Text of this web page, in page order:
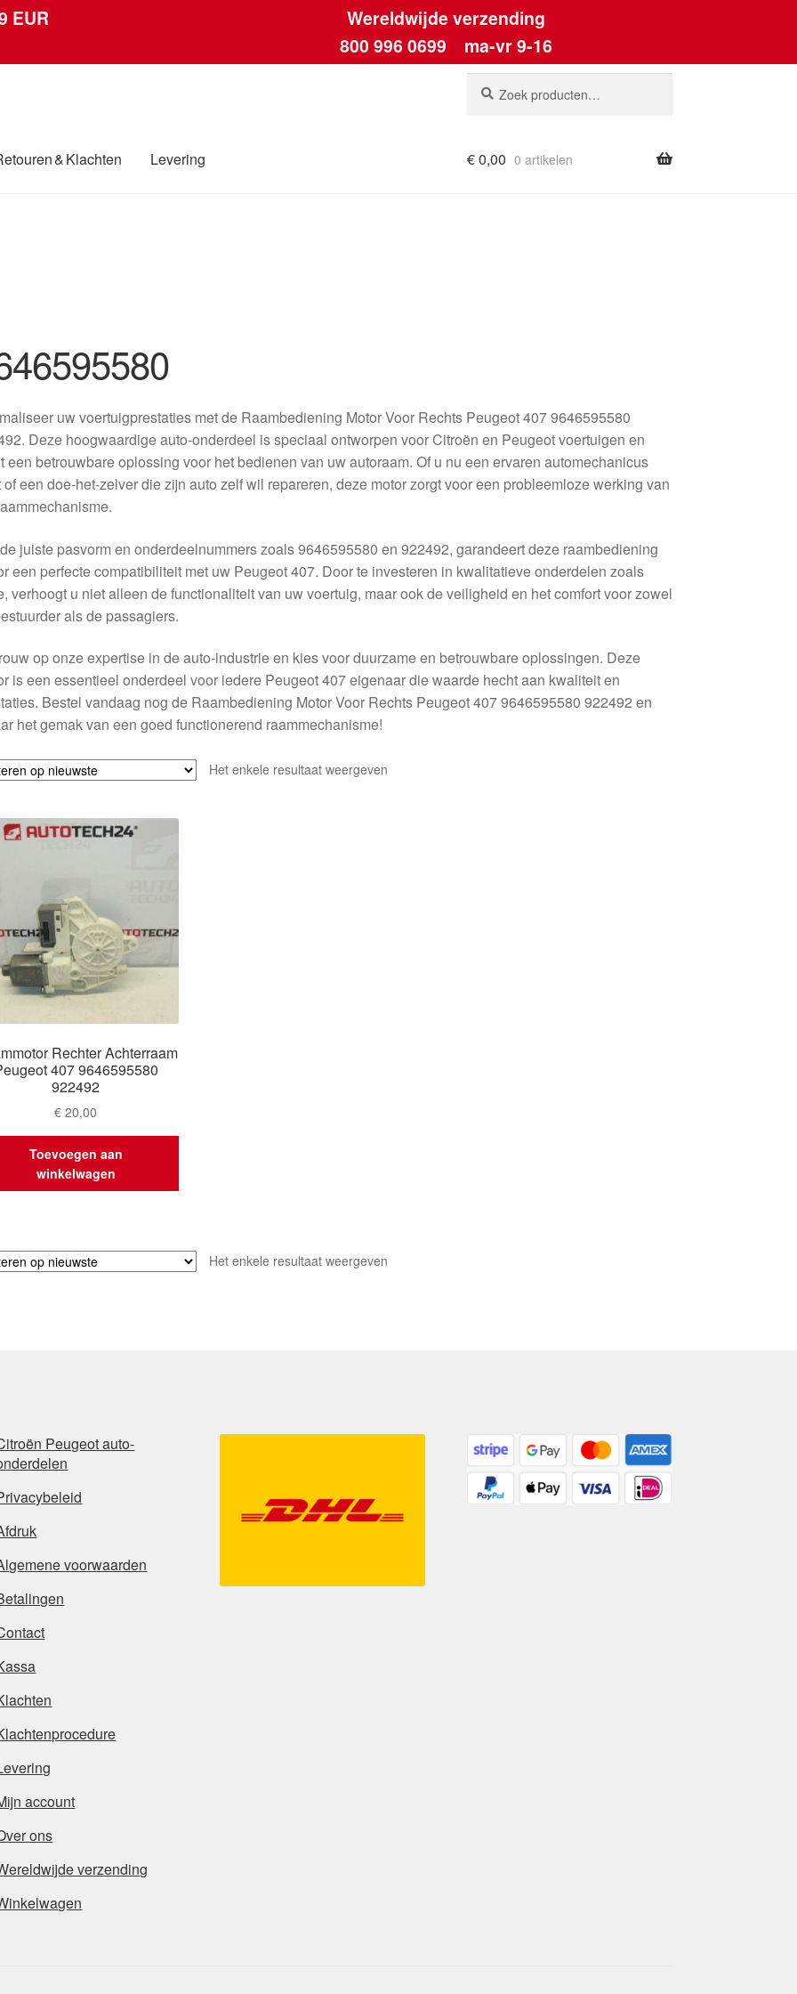
EUR
Wereldwijde verzending
800 996 0699 ma-vr 9-16
naar:
& Klachten Levering €0,00 0 artikelen
uw voertuigprestaties met de Raambediening Motor Voor Rechts Peugeot 407 9646595580
Deze hoogwaardige auto-onderdeel is speciaal ontworpen voor Citroën en Peugeot voertuigen en
een betrouwbare oplossing voor het bedienen van uw autoraam. Of u nu een ervaren automechanicus
of een doe-het-zelver die zijn auto zelf wil repareren, deze motor zorgt voor een probleemloze werking van
juiste pasvorm en onderdeelnummers zoals 9646595580 en 922492, garandeert deze raambediening
een perfecte compatibiliteit met uw Peugeot 407. Door te investeren in kwalitatieve onderdelen zoals
verhoogt u niet alleen de functionaliteit van uw voertuig, maar ook de veiligheid en het comfort voor zowel
als de passagiers.
op onze expertise in de auto-industrie en kies voor duurzame en betrouwbare oplossingen. Deze
is een essentieel onderdeel voor iedere Peugeot 407 eigenaar die waarde hecht aan kwaliteit en
Bestel vandaag nog de Raambediening Motor Voor Rechts Peugeot 407 9646595580 922492 en
het gemak van een goed functionerend raammechanisme!
Het enkele resultaat weergeven
Rechter Achterraam
407 9646595580
922492
€ 20,00
Toevoegen aan
winkelwagen
Het enkele resultaat weergeven
Peugeot auto-
voorwaarden
account
ons
verzending